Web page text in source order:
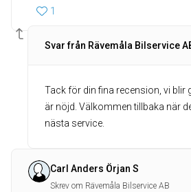
1
Svar från Rävemåla Bilservice
Tack för din fina recension, vi blir
är nöjd. Välkommen tillbaka när
nästa service.
Carl Anders Örjan S
Skrev om Rävemåla Bilservice AB